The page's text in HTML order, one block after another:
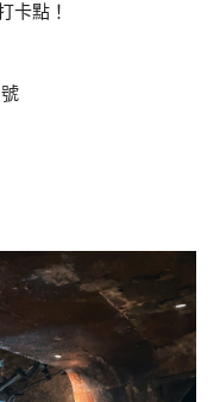
卡點！